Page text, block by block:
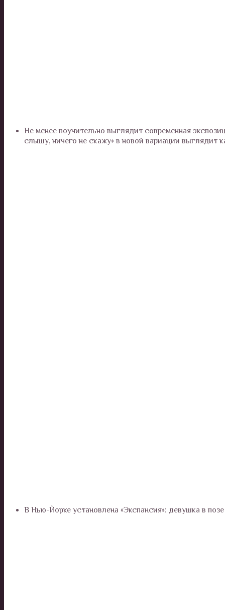
Не менее поучительно выглядит современная
слышу, ничего не скажу» в новой вариации выглядит
В Нью-Йорке установлена «Экспансия»: девушка в